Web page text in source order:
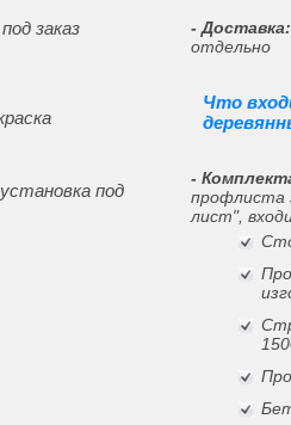
заказ
под
- Доставка:
отдельно
Что
-
профлиста
лист",